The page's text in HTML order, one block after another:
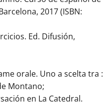
2017 (ISBN:
Ed. Difusión,
orale. Uno a scelta tra :
Montano;
en La Catedral.